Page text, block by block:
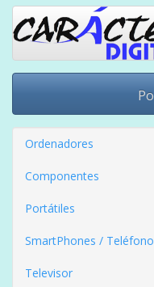
Ordenadores
Componentes
Portátiles
SmartPhones /
Televisor